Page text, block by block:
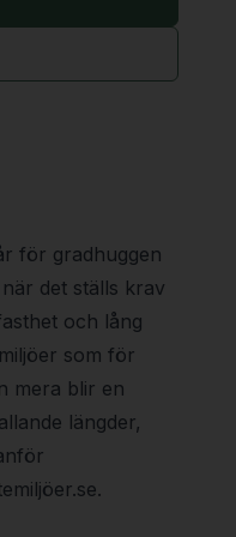
för gradhuggen
det ställs krav
och lång
som för
mera blir en
längder,